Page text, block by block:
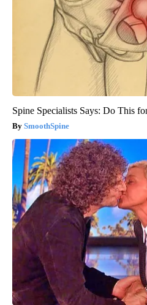
Spine Specialists Says: Do This
SmoothSpine